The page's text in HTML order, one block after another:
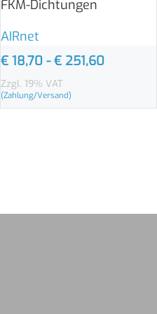
FKM-Dichtungen
AIRnet
€18,70-€251,60
Zzgl. 19% VAT
(Zahlung/Versand)